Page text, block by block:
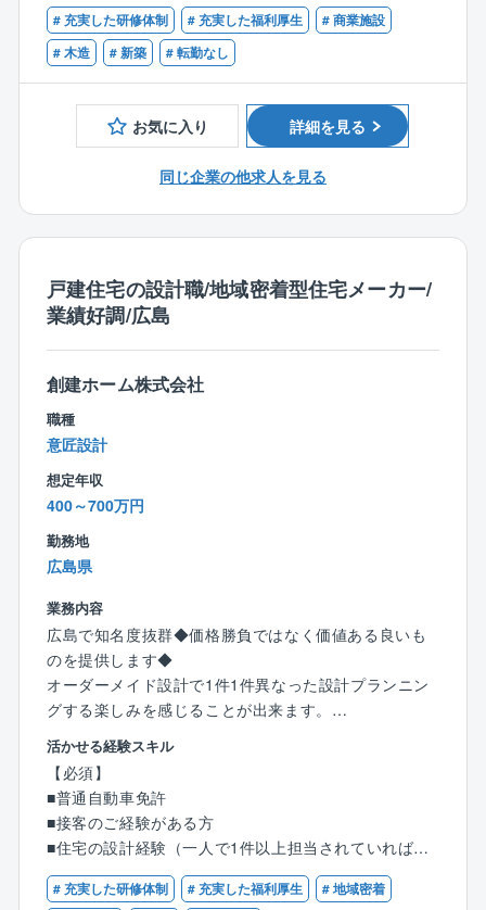
が、代休取得が可能です。（取得率100%）
【同社について】
同社は、サムティ株式会社100％出資の不動産管理会社
です。全国に拠点を持ち、賃貸・分譲マンション管理
から修繕、建築、リフォームまで一貫して対応。
経営基盤、働きやすい環境づくりも大きな魅力です。
扱う建物は、店舗やオフィスなどの非住宅から官公庁
などの特殊物件です。
そのためあらゆる工法に関する知識や経験をお持ちの
方を歓迎します。
その他木造住宅の施工管理
■図面や工期に合わせて資材や協力業者の手配
■引渡までの現場における安全、工程、予算の管理
■各工程の仕様確認など
【オススメポイント】
■県内の案件のみ
■現場：事務作業＝8：2
■ANDPAD（アンドパッド）を導入し、見積もり作業な
どを簡素化♪
■毎日変化があるので、ルーティンワークが苦手な方
や、日々変化するフレッシュな環境で働きたい方にお
勧めです♪
■工事のことで困ったら「建築本部」に気軽に相談でき
建築本部には気さくなベテラン社員が常駐しているの
で、何でも相談でき、抱え込む心配はありません♪
■組織構成：20代～50代
【歓迎条件】
■一級建築士をお持ちの方
■コリンズ登録あり
# 充実した研修体制 # 充実した福利厚生
# 商業施設
# 木造
# 新築 # 転勤なし
お気に入り 詳細を見る
同じ企業の他求人を見る
戸建住宅の設計職/地域密着型住宅メーカー/
業績好調/広島
創建ホーム株式会社
職種
意匠設計
想定年収
400～700万円
勤務地
広島県
業務内容
広島で知名度抜群◆価格勝負ではなく価値ある良いも
のを提供します◆
オーダーメイド設計で1件1件異なった設計プランニン
グする楽しみを感じることが出来ます。
【具体的には】
同社が手掛けるオーダーメイド住宅の設計を担当しま
す。顧客独自の理想を描くことができる注文住宅は世
界に一つしかなく、決まった型はありません。
顧客の理想を実現するために、自身の個性を活かした
自由設計を行い、「住まい」を作り上げていきます。
活かせる経験スキル
【必須】
■普通自動車免許
■接客のご経験がある方
■住宅の設計経験（一人で1件以上担当されていれば
可）
# 充実した研修体制 # 充実した福利厚生
# 地域密着